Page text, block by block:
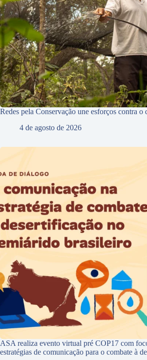
Redes pela Conservação une esforços contra o
4 de agosto de 2026
ASA realiza evento virtual pré COP17 com
estratégias de comunicação para o combate à